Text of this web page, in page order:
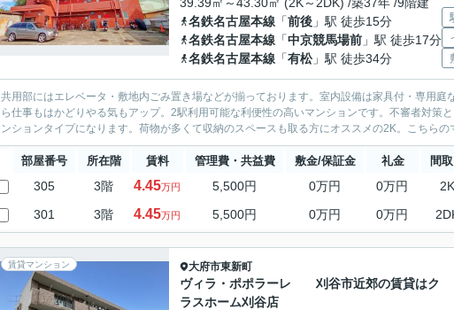
名鉄名古屋本線 「前後 」駅 徒歩15分
名鉄名古屋本線 「中京競馬場前 」駅 徒歩17分
名鉄名古屋本線 「有松」駅 徒歩34分
共用部にはエレベータ・敷地内ごみ置き場などが揃っております。室内設備は家具付・専用
ら仕事もはかどりやる気もアップ。2駅利用可能な利便性の高いマンションです。不審者対策
ンションタイプになります。荷物が多くて収納のスペースも取る方にオススメの2K。こちら
部屋番号 所在階 賃料 管理費・共益費 敷金/保証金 礼金 間
305 3階 4.45万円 5,500円 0万円 0万円 2K
301 3階 4.45万円 5,500円 0万円 0万円
賃貸マンション 大府市東新町
ヴィラ・ポポラーレ 刈谷市近郊の賃貸はク
ラスホーム刈谷店